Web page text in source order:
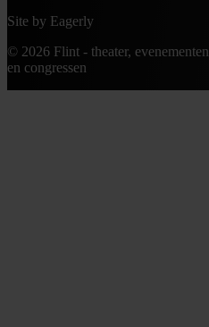
Site by Eagerly
© 2026 Flint - theater, evenementen
en congressen